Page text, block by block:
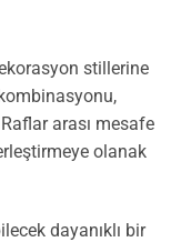
stillerine
arası mesafe
olanak
dayanıklı bir